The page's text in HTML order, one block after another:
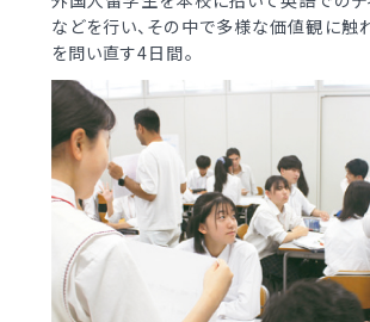
MEIKUNサポート（ご支援のお願い）
明訓チャンネル
お問い合わせ サイトマップ
プライバシーポリシー
よくある質問
教員募集
明訓同窓会
動画ライブラリー
MEIKUNサポート（ご支援のお願い）
明訓チャンネル
などを行い、その中で多様な価値観に触
を問い直す4日間。